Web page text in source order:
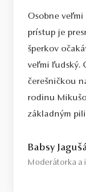
Osobne veľmi
prístup je
šperkov
veľmi ľudský.
čerešničkou
rodinu
základným
Babsy
Moderátorka a